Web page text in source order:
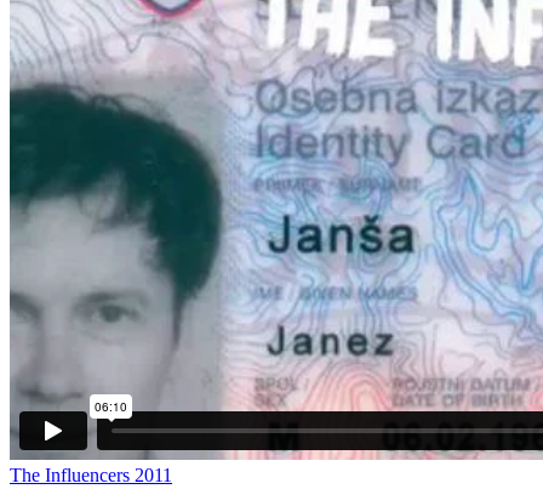
The Influencers 2011